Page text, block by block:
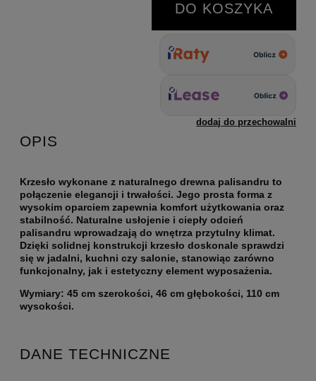
DO KOSZYKA
dodaj do przechowalni
OPIS
Krzesło wykonane z naturalnego drewna palisandru to
połączenie elegancji i trwałości. Jego prosta forma z
wysokim oparciem zapewnia komfort użytkowania oraz
stabilność. Naturalne usłojenie i ciepły odcień
palisandru wprowadzają do wnętrza przytulny klimat.
Dzięki solidnej konstrukcji krzesło doskonale sprawdzi
się w jadalni, kuchni czy salonie, stanowiąc zarówno
funkcjonalny, jak i estetyczny element wyposażenia.
Wymiary: 45 cm szerokości, 46 cm głębokości, 110 cm
wysokości.
DANE TECHNICZNE